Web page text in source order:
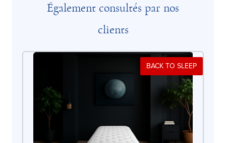
Également consultés par nos
clients
BACK TO SLEEP